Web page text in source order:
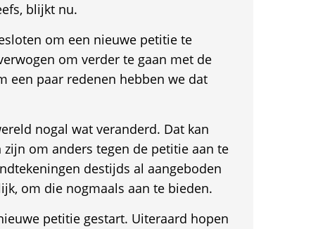
blijkt nu.
om een nieuwe petitie te
om verder te gaan met de
een paar redenen hebben we dat
nogal wat veranderd. Dat kan
om anders tegen de petitie aan te
destijds al aangeboden
om die nogmaals aan te bieden.
petitie gestart. Uiteraard hopen